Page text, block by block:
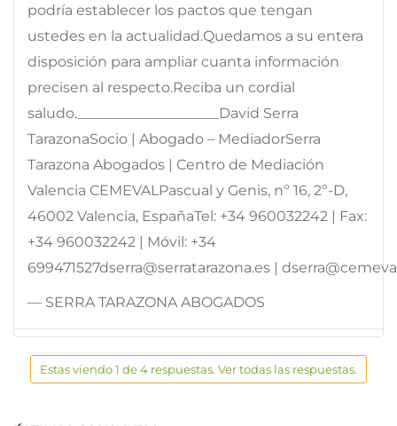
podría establecer los pactos que tengan
ustedes en la actualidad.Quedamos a su entera
disposición para ampliar cuanta información
precisen al respecto.Reciba un cordial
saludo.____________________David Serra
TarazonaSocio | Abogado – MediadorSerra
Tarazona Abogados | Centro de Mediación
Valencia CEMEVALPascual y Genis, nº 16, 2º-D,
46002 Valencia, EspañaTel: +34 960032242 | Fax:
+34 960032242 | Móvil: +34
699471527dserra@serratarazona.es |
— SERRA TARAZONA ABOGADOS
Estas viendo 1 de 4 respuestas. Ver todas las respuestas.